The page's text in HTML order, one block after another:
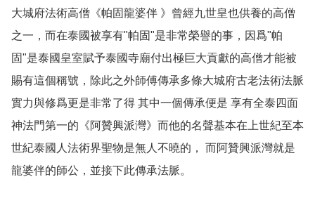
大城府法術高僧《帕固龍婆伴 》曾經九世皇也供養的高僧
之一，而在泰國被享有"帕固"是非常榮譽的事，因爲"帕
固"是泰國皇室賦予泰國寺廟付出極巨大貢獻的高僧才能被
賜有這個稱號，除此之外師傅傳承多條大城府古老法術法脈
實力與修爲更是非常了得 其中一個傳承便是 享有全泰四面
神法門第一的《阿贊興派灣》而他的名聲基本在上世紀至本
世紀泰國人法術界聖物是無人不曉的， 而阿贊興派灣就是
龍婆伴的師公，並接下此傳承法脈。